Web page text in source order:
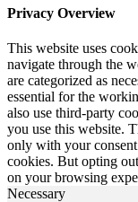
Privacy Overview
This website uses
navigate through the
are categorized as
essential for the
also use third-party
you use this website.
only with your
cookies. But opting
on your browsing
Necessary